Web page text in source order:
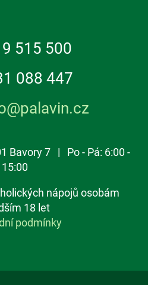
515 500
088 447
Bavory 7 | Po - Pá: 6:00 -
15:00
nápojů osobám
18 let
podmínky